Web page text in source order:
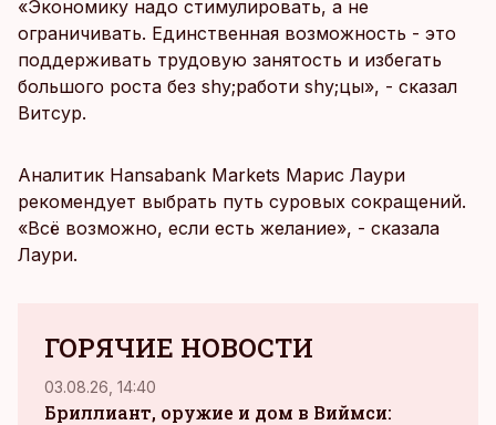
«Экономику надо стимулировать, а не
ограничивать. Единственная возможность - это
поддерживать трудовую занятость и избегать
большого роста без shy;работи shy;цы», - сказал
Витсур.
Аналитик Hansabank Markets Марис Лаури
рекомендует выбрать путь суровых сокращений.
«Всё возможно, если есть желание», - сказала
Лаури.
ГОРЯЧИЕ НОВОСТИ
03.08.26, 14:40
Бриллиант, оружие и дом в Виймси: